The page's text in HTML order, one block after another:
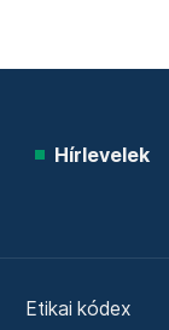
Hírlevelek
Etikai kódex